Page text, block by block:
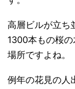
高層ビルが立ち
1300本もの桜
場所ですよね。
例年の花見の人